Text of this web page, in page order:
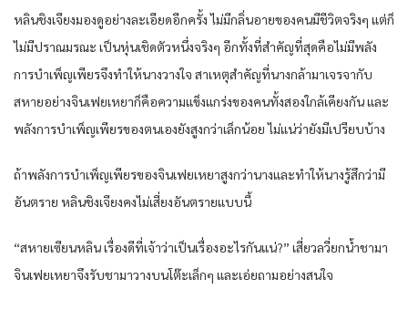
หลิน​ชิงเจียง​มองดู​อย่าง​ละเอียด​อีกครั้ง​ ไม่มีกลิ่นอาย​ของ​คน​มีชีวิต​จริงๆ​ แต่​ก็​
ไม่มีปราณ​มรณะ​ เป็น​หุ่นเชิด​ตัว​หนึ่ง​จริงๆ​ อีก​ทั้งที่​สำคัญ​ที่สุด​คือ​ไม่มีพลัง​
การ​บำเพ็ญ​เพียร​จึงทำให้​นาง​วางใจ​ สาเหตุ​สำคัญ​ที่​นาง​กล้า​มาเจรจา​กับ​
สหาย​อย่าง​จิน​เฟย​เหยา​ก็​คือ​ความ​แข็งแกร่ง​ของ​คน​ทั้งสอง​ใกล้เคียง​กัน​ และ​
พลัง​การ​บำเพ็ญ​เพียร​ของ​ตนเอง​ยัง​สูงกว่า​เล็กน้อย​ ไม่แน่​ว่า​ยังมี​เปรียบ​บ้าง​
ถ้าพลัง​การ​บำเพ็ญ​เพียร​ของ​จิน​เฟย​เหยา​สูงกว่า​นาง​และ​ทำให้​นาง​รู้สึก​ว่า​มี
อันตราย​ หลิน​ชิงเจียง​คง​ไม่เสี่ยงอันตราย​แบบนี้​
“สหาย​เซียน​หลิน​ เรื่อง​ดี​ที่​เจ้าว่า​เป็นเรื่อง​อะไร​กัน​แน่​?” เสี่ยว​ลวี่ยก​น้ำชา​มา
จิน​เฟย​เหยา​จึงรับ​ชามาวาง​บน​โต๊ะ​เล็ก​ๆ และ​เอ่ย​ถามอย่าง​สนใจ​